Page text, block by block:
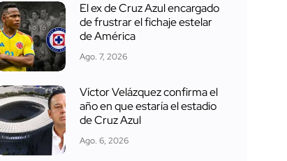
El ex de Cruz Azul encargado
de frustrar el fichaje estelar
de América
Ago. 7, 2026
Víctor Velázquez confirma el
año en que estaría el estadio
de Cruz Azul
Ago. 6, 2026